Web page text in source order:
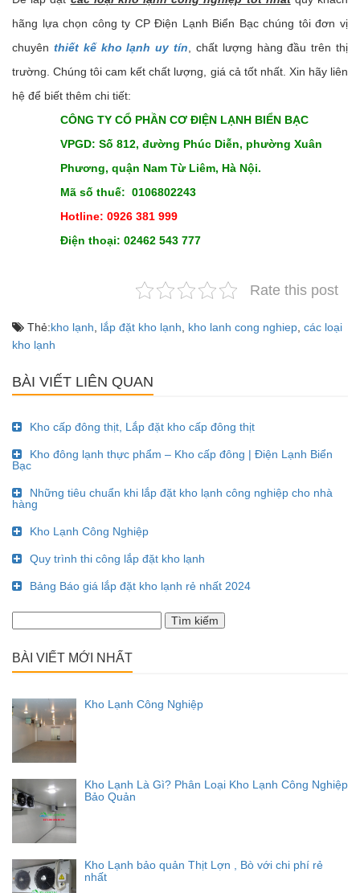
hãng lựa chọn công ty CP Điện Lạnh Biển Bạc chúng tôi đơn vị
chuyên thiết kế kho lạnh uy tín , chất lượng hàng đầu trên thị
trường. Chúng tôi cam kết chất lượng, giá cả tốt nhất. Xin hãy liên
hệ để biết thêm chi tiết:
CÔNG TY CỔ PHẦN CƠ ĐIỆN LẠNH BIỂN BẠC
VPGD: Số 812, đường Phúc Diễn, phường Xuân
Phương, quận Nam Từ Liêm, Hà Nội.
Mã số thuế: 0106802243
Hotline: 0926 381 999
Điện thoại: 02462 543 777
Rate this post
Thẻ:kho lạnh lắp đặt kho lạnh kho lanh cong nghiep các loại
kho lạnh
BÀI VIẾT LIÊN QUAN
Kho cấp đông thịt, Lắp đặt kho cấp đông thịt
Kho đông lạnh thực phẩm – Kho cấp đông | Điện Lạnh Biển
Bạc
Những tiêu chuẩn khi lắp đặt kho lạnh công nghiệp cho nhà
hàng
Kho Lạnh Công Nghiệp
Quy trình thi công lắp đặt kho lạnh
Bảng Báo giá lắp đặt kho lạnh rẻ nhất 2024
kiếm
BÀI VIẾT MỚI NHẤT
Kho Lạnh Công Nghiệp
Kho Lạnh Là Gì? Phân Loại Kho Lạnh Công Nghiệp
Bảo Quản
Kho Lạnh bảo quản Thịt Lợn , Bò với chi phí rẻ
nhất